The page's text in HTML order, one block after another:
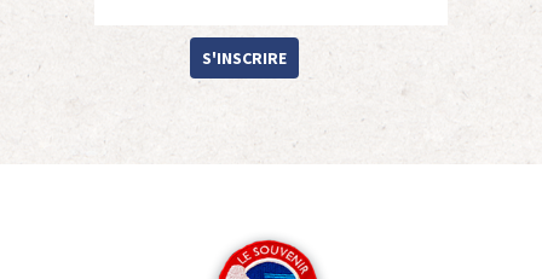
S'INSCRIRE